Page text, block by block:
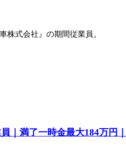
株式会社』の期間従業員。
｜満了一時金最大184万円